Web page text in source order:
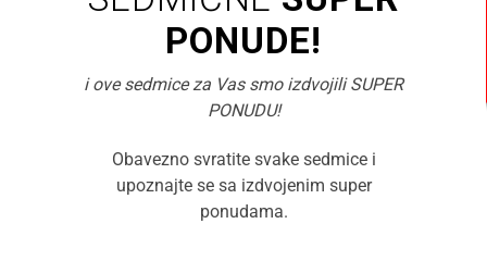
PONUDE!
i ove sedmice za Vas smo izdvojili SUPER
PONUDU!
Obavezno svratite svake sedmice i
upoznajte se sa izdvojenim super
ponudama.